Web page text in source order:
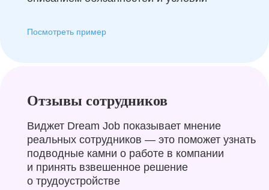
Посмотреть пример
Отзывы сотрудников
Виджет Dream Job показывает мнение
реальных сотрудников — это поможет узнать
подводные камни о работе в компании
и принять взвешенное решение
о трудоустройстве